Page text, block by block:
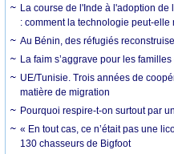
La course de l'Inde à l'adoption
: comment la technologie peut-
Au Bénin, des réfugiés
La faim s’aggrave pour les
UE/Tunisie. Trois années de
matière de migration
Pourquoi respire-t-on surtout par
« En tout cas, ce n’était pas une
130 chasseurs de Bigfoot